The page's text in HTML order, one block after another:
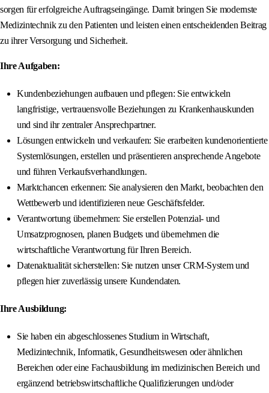
sorgen für erfolgreiche Auftragseingänge. Damit bringen Sie modernste
Medizintechnik zu den Patienten und leisten einen entscheidenden Beitrag
zu ihrer Versorgung und Sicherheit.
Ihre Aufgaben:
Kundenbeziehungen aufbauen und pflegen: Sie entwickeln
langfristige, vertrauensvolle Beziehungen zu Krankenhauskunden
und sind ihr zentraler Ansprechpartner.
Lösungen entwickeln und verkaufen: Sie erarbeiten kundenorientierte
Systemlösungen, erstellen und präsentieren ansprechende Angebote
und führen Verkaufsverhandlungen.
Marktchancen erkennen: Sie analysieren den Markt, beobachten den
Wettbewerb und identifizieren neue Geschäftsfelder.
Verantwortung übernehmen: Sie erstellen Potenzial- und
Umsatzprognosen, planen Budgets und übernehmen die
wirtschaftliche Verantwortung für Ihren Bereich.
Datenaktualität sicherstellen: Sie nutzen unser CRM-System und
pflegen hier zuverlässig unsere Kundendaten.
Ihre Ausbildung:
Sie haben ein abgeschlossenes Studium in Wirtschaft,
Medizintechnik, Informatik, Gesundheitswesen oder ähnlichen
Bereichen oder eine Fachausbildung im medizinischen Bereich und
ergänzend betriebswirtschaftliche Qualifizierungen und/oder